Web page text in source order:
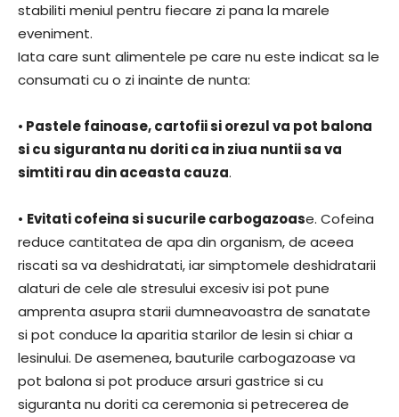
stabiliti meniul pentru fiecare zi pana la marele
eveniment.
Iata care sunt alimentele pe care nu este indicat sa le
consumati cu o zi inainte de nunta:
• Pastele fainoase, cartofii si orezul va pot balona
si cu siguranta nu doriti ca in ziua nuntii sa va
simtiti rau din aceasta cauza.
• Evitati cofeina si sucurile carbogazoase. Cofeina
reduce cantitatea de apa din organism, de aceea
riscati sa va deshidratati, iar simptomele deshidratarii
alaturi de cele ale stresului excesiv isi pot pune
amprenta asupra starii dumneavoastra de sanatate
si pot conduce la aparitia starilor de lesin si chiar a
lesinului. De asemenea, bauturile carbogazoase va
pot balona si pot produce arsuri gastrice si cu
siguranta nu doriti ca ceremonia si petrecerea de